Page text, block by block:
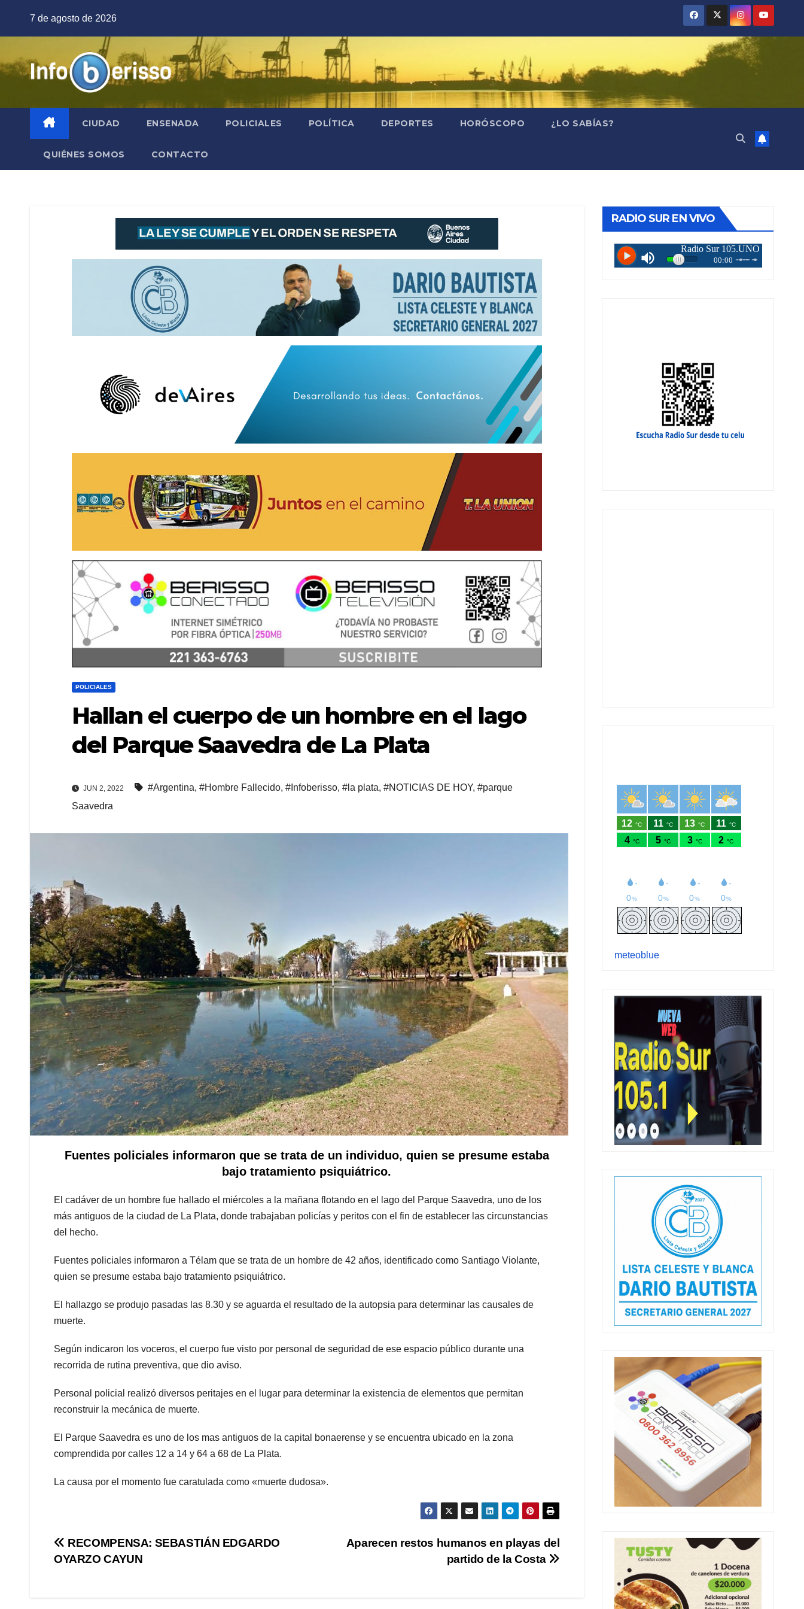
7 de agosto de 2026
CIUDAD ENSENADA POLICIALES POLÍTICA DEPORTES HORÓSCOPO ¿LO SABÍAS?
QUIÉNES SOMOS CONTACTO
POLICIALES
Hallan el cuerpo de un hombre en el lago
del Parque Saavedra de La Plata
JUN 2, 2022 #Argentina, #Hombre Fallecido, #Infoberisso, #la plata, #NOTICIAS DE HOY, #parque
Saavedra
Fuentes policiales informaron que se trata de un individuo, quien se presume estaba
bajo tratamiento psiquiátrico.
El cadáver de un hombre fue hallado el miércoles a la mañana flotando en el lago del Parque Saavedra, uno de los
más antiguos de la ciudad de La Plata, donde trabajaban policías y peritos con el fin de establecer las circunstancias
del hecho.
Fuentes policiales informaron a Télam que se trata de un hombre de 42 años, identificado como Santiago Violante,
quien se presume estaba bajo tratamiento psiquiátrico.
El hallazgo se produjo pasadas las 8.30 y se aguarda el resultado de la autopsia para determinar las causales de
muerte.
Según indicaron los voceros, el cuerpo fue visto por personal de seguridad de ese espacio público durante una
recorrida de rutina preventiva, que dio aviso.
Personal policial realizó diversos peritajes en el lugar para determinar la existencia de elementos que permitan
reconstruir la mecánica de muerte.
El Parque Saavedra es uno de los mas antiguos de la capital bonaerense y se encuentra ubicado en la zona
comprendida por calles 12 a 14 y 64 a 68 de La Plata.
La causa por el momento fue caratulada como «muerte dudosa».
Navegación
Aparecen restos humanos en playas del
partido de la Costa
RECOMPENSA: SEBASTIÁN EDGARDO
OYARZO CAYUN
RADIO SUR EN VIVO
meteoblue